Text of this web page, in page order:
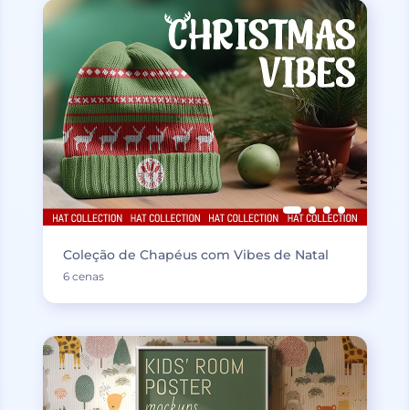
Coleção de Chapéus com Vibes de Natal
6 cenas